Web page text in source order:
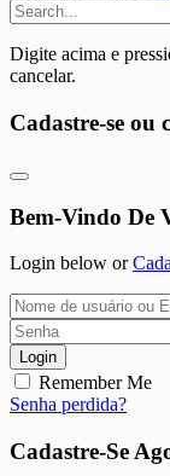
Digite acima e
cancelar.
Cadastre-se ou
Bem-Vindo De
Login below or
Login
Remember Me
Senha perdida?
Cadastre-Se